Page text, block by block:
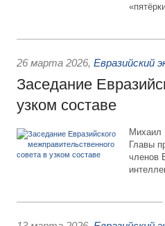
26 марта 2026, Евразийский
Заседание
узком составе
Михаил
Главы
членов